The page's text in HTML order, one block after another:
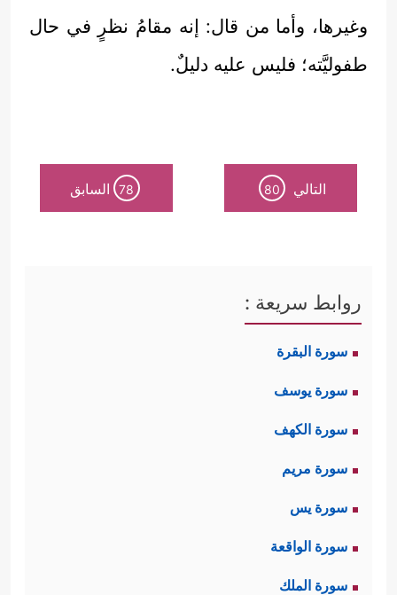
وغيرها، وأما من قال: إنه مقامُ نظرٍ في حال
طفوليَّته؛ فليس عليه دليلٌ.
التالي 80
78 السابق
روابط سريعة :
سورة البقرة
سورة يوسف
سورة الكهف
سورة مريم
سورة يس
سورة الواقعة
سورة الملك